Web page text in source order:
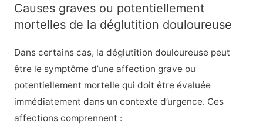
Causes graves ou potentiellement
mortelles de la déglutition douloureuse
Dans certains cas, la déglutition douloureuse peut
être le symptôme d’une affection grave ou
potentiellement mortelle qui doit être évaluée
immédiatement dans un contexte d’urgence. Ces
affections comprennent :